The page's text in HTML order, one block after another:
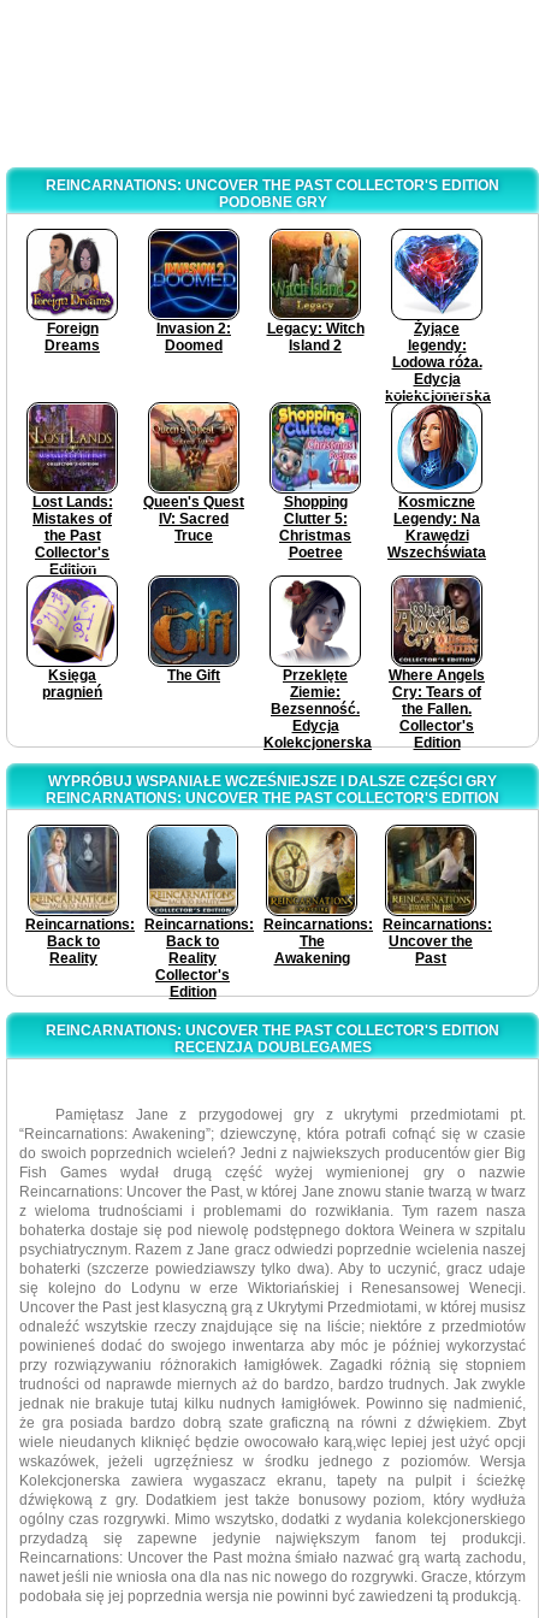
REINCARNATIONS: UNCOVER THE PAST COLLECTOR'S EDITION
PODOBNE GRY
Foreign
Dreams
Invasion 2:
Doomed
Legacy: Witch
Island 2
Żyjące
legendy:
Lodowa róża.
Edycja
kolekcjonerska
Lost Lands:
Mistakes of
the Past
Collector's
Edition
Queen's Quest
IV: Sacred
Truce
Shopping
Clutter 5:
Christmas
Poetree
Kosmiczne
Legendy: Na
Krawędzi
Wszechświata
Księga
pragnień
The Gift
Przeklęte
Ziemie:
Bezsenność.
Edycja
Kolekcjonerska
Where Angels
Cry: Tears of
the Fallen.
Collector's
Edition
WYPRÓBUJ WSPANIAŁE WCZEŚNIEJSZE I DALSZE CZĘŚCI GRY
REINCARNATIONS: UNCOVER THE PAST COLLECTOR'S EDITION
Reincarnations:
Back to
Reality
Reincarnations:
Back to
Reality
Collector's
Edition
Reincarnations:
The
Awakening
Reincarnations:
Uncover the
Past
REINCARNATIONS: UNCOVER THE PAST COLLECTOR'S EDITION
RECENZJA DOUBLEGAMES
Pamiętasz Jane z przygodowej gry z ukrytymi przedmiotami pt.
“Reincarnations: Awakening”; dziewczynę, która potrafi cofnąć się w czasie
do swoich poprzednich wcieleń? Jedni z najwiekszych producentów gier Big
Fish Games wydał drugą część wyżej wymienionej gry o nazwie
Reincarnations: Uncover the Past, w której Jane znowu stanie twarzą w twarz
z wieloma trudnościami i problemami do rozwikłania. Tym razem nasza
bohaterka dostaje się pod niewolę podstępnego doktora Weinera w szpitalu
psychiatrycznym. Razem z Jane gracz odwiedzi poprzednie wcielenia naszej
bohaterki (szczerze powiedziawszy tylko dwa). Aby to uczynić, gracz udaje
się kolejno do Lodynu w erze Wiktoriańskiej i Renesansowej Wenecji.
Uncover the Past jest klasyczną grą z Ukrytymi Przedmiotami, w której musisz
odnaleźć wszytskie rzeczy znajdujące się na liście; niektóre z przedmiotów
powinieneś dodać do swojego inwentarza aby móc je później wykorzystać
przy rozwiązywaniu różnorakich łamigłówek. Zagadki różnią się stopniem
trudności od naprawde miernych aż do bardzo, bardzo trudnych. Jak zwykle
jednak nie brakuje tutaj kilku nudnych łamigłówek. Powinno się nadmienić,
że gra posiada bardzo dobrą szate graficzną na równi z dźwiękiem. Zbyt
wiele nieudanych kliknięć będzie owocowało karą,więc lepiej jest użyć opcji
wskazówek, jeżeli ugrzęźniesz w środku jednego z poziomów. Wersja
Kolekcjonerska zawiera wygaszacz ekranu, tapety na pulpit i ścieżkę
dźwiękową z gry. Dodatkiem jest także bonusowy poziom, który wydłuża
ogólny czas rozgrywki. Mimo wszytsko, dodatki z wydania kolekcjonerskiego
przydadzą się zapewne jedynie największym fanom tej produkcji.
Reincarnations: Uncover the Past można śmiało nazwać grą wartą zachodu,
nawet jeśli nie wniosła ona dla nas nic nowego do rozgrywki. Gracze, którzym
podobała się jej poprzednia wersja nie powinni być zawiedzeni tą produkcją.